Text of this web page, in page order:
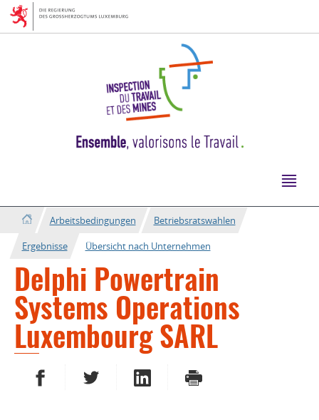
Zur
Navigation
Zum
Inhalt
Arbeitsbedingungen
Betriebsratswahlen
Ergebnisse
Übersicht nach Unternehmen
Delphi Powertrain
Systems Operations
Luxembourg SARL
AUF FACEBOOK TEILENAUF TWITTER TEILENAUF LINKEDIN TEILEN
DRUCKEN